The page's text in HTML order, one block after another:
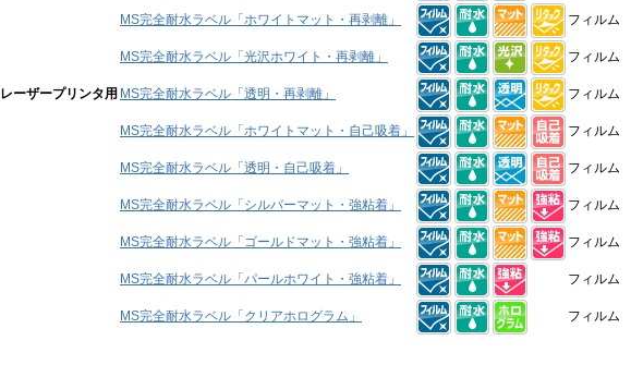
レーザープリンタ用
MS完全耐水ラベル「ホワイトマット・再剥離」 フィルム
MS完全耐水ラベル「光沢ホワイト・再剥離」 フィルム
MS完全耐水ラベル「透明・再剥離」 フィルム
MS完全耐水ラベル「ホワイトマット・自己吸着」 フィルム
MS完全耐水ラベル「透明・自己吸着」 フィルム
MS完全耐水ラベル「シルバーマット・強粘着」 フィルム
MS完全耐水ラベル「ゴールドマット・強粘着」 フィルム
MS完全耐水ラベル「パールホワイト・強粘着」 フィルム
MS完全耐水ラベル「クリアホログラム」 フィルム